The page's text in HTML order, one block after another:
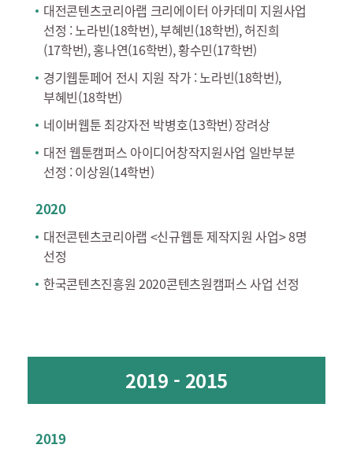
대전콘텐츠코리아랩 크리에이터 아카데미 지원사업
선정 : 노라빈(18학번), 부혜빈(18학번), 허진희
(17학번), 홍나연(16학번), 황수민(17학번)
경기웹툰페어 전시 지원 작가 : 노라빈(18학번),
부혜빈(18학번)
네이버웹툰 최강자전 박병호(13학번) 장려상
대전 웹툰캠퍼스 아이디어창작지원사업 일반부분
선정 : 이상원(14학번)
2020
대전콘텐츠코리아랩 <신규웹툰 제작지원 사업> 8명
선정
한국콘텐츠진흥원 2020콘텐츠원캠퍼스 사업 선정
2019 - 2015
2019